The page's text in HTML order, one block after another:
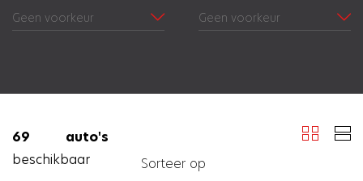
69 auto's
beschikbaar
Sorteer op